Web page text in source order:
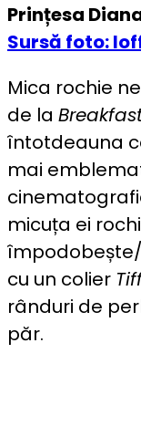
Prințesa
Sursă foto:
Mica rochie
de la
întotdeauna
mai
micuța ei
cu un colier
rânduri de
păr.